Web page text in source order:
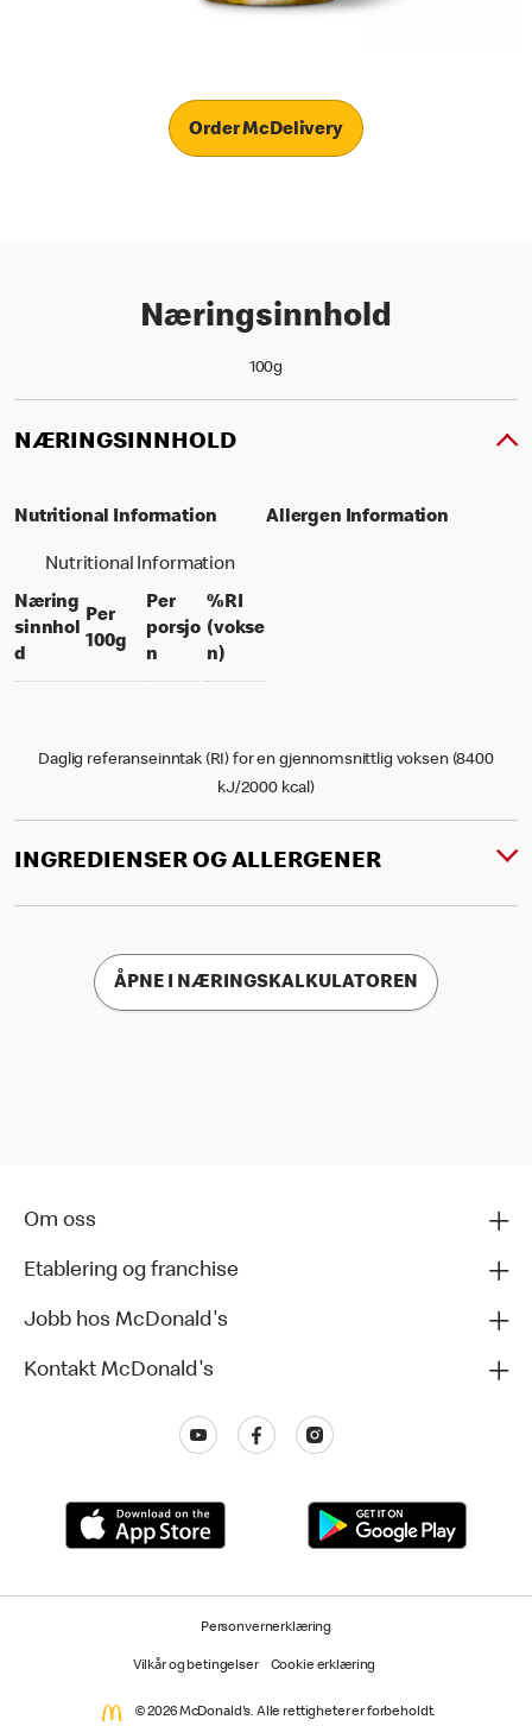
Order McDelivery
Næringsinnhold
100g
NÆRINGSINNHOLD
Nutritional Information
Nutritional Information
Næring
sinnhol
d
Per
100gper 100 grams
Per
porsjo
nper portion
%RI
(vokse
n)% daily value for an adult
Allergen Information
Daglig referanseinntak (RI) for en gjennomsnittlig voksen (8400
kJ/2000 kcal)
INGREDIENSER OG ALLERGENER
ÅPNE I NÆRINGSKALKULATOREN
Om oss
Etablering og franchise
Jobb hos McDonald's
Kontakt McDonald's
Personvernerklæring
Vilkår og betingelser Cookie erklæring
© 2026 McDonald's. Alle rettigheter er forbeholdt.